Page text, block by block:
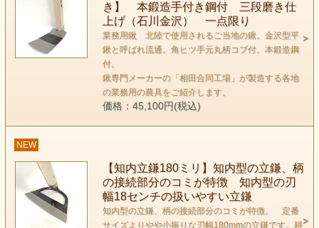
き】 本鍛造手付き鋼付 三段磨き仕
上げ（石川金沢） 一点限り
業務用鍬 北陸で使用されるご当地の鍬。金沢型平
鍬と呼ばれ流通。角ヒツ手元丸柄コブ付。本鍛造鋼
付。
鍬専門メーカーの「相田合同工場」が製造する各地
の業務用の農具をご紹介します。
価格：45,100円(税込)
NEW
【知内立鎌180ミリ】知内型の立鎌、柄
の接続部分のコミが特徴 知内型の刃
幅18センチの扱いやすい立鎌
知内型の立鎌、柄の接続部分のコミが特徴。 定番
サイズよりやや小振りな刃幅180mmの立鎌です。耕